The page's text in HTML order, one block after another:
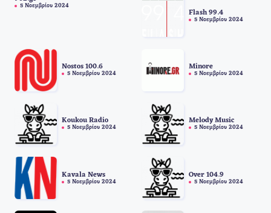
5 Νοεμβρίου 2024
Flash 99.4
5 Νοεμβρίου 2024
Nostos 100.6
5 Νοεμβρίου 2024
Minore
5 Νοεμβρίου 2024
Koukou Radio
5 Νοεμβρίου 2024
Melody Music
5 Νοεμβρίου 2024
Kavala News
5 Νοεμβρίου 2024
Over 104.9
5 Νοεμβρίου 2024